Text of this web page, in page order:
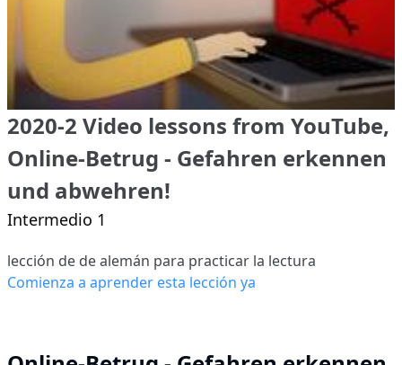
2020-2 Video lessons from YouTube,
Online-Betrug - Gefahren erkennen
und abwehren!
Intermedio 1
lección de de alemán para practicar la lectura
Comienza a aprender esta lección ya